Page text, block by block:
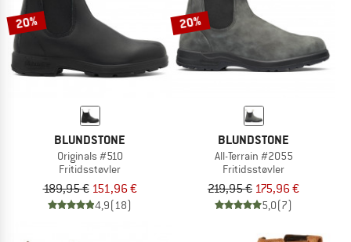
20%
BLUNDSTONE
Originals #510
Fritidsstøvler
189,95 € 151,96 €
4,9(18)
20%
BLUNDSTONE
All-Terrain #2055
Fritidsstøvler
219,95 € 175,96 €
5,0(7)